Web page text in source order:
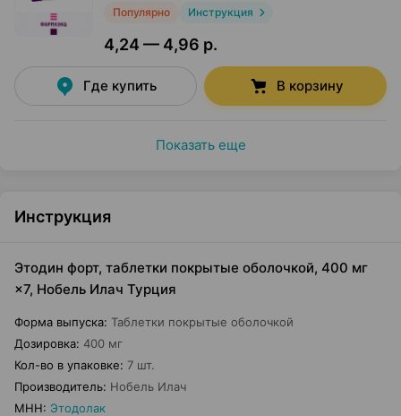
Популярно Инструкция
4,24 — 4,96 р.
Где купить В корзину
Показать еще
Инструкция
Этодин форт, таблетки покрытые оболочкой, 400 мг
×7, Нобель Илач Турция
Форма выпуска: Таблетки покрытые оболочкой
Дозировка: 400 мг
Кол-во в упаковке: 7 шт.
Производитель: Нобель Илач
МНН: Этодолак